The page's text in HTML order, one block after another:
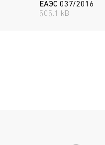
ЕАЭС 037/2016
505.1 kB